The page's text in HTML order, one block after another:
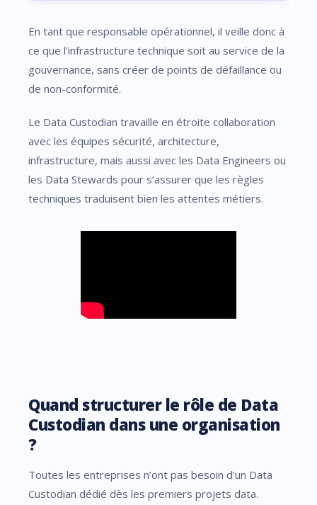
En tant que responsable opérationnel, il veille donc à
ce que l’infrastructure technique soit au service de la
gouvernance, sans créer de points de défaillance ou
de non-conformité.
Le Data Custodian travaille en étroite collaboration
avec les équipes sécurité, architecture,
infrastructure, mais aussi avec les Data Engineers ou
les Data Stewards pour s’assurer que les règles
techniques traduisent bien les attentes métiers.
Quand structurer le rôle de Data
Custodian dans une organisation
?
Toutes les entreprises n’ont pas besoin d’un Data
Custodian dédié dès les premiers projets data.